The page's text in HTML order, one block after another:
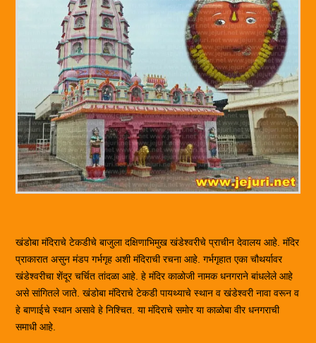
खंडोबा मंदिराचे टेकडीचे बाजुला दक्षिणाभिमुख खंडेश्वरीचे प्राचीन देवालय आहे. मंदिर
प्राकारात असुन मंडप गर्भगृह अशी मंदिराची रचना आहे. गर्भगृहात एका चौथर्यावर
खंडेश्वरीचा शेंदूर चर्चित तांदळा आहे. हे मंदिर काळोजी नामक धनगराने बांधलेले आहे
असे सांगितले जाते. खंडोबा मंदिराचे टेकडी पायथ्याचे स्थान व खंडेश्वरी नावा वरून व
हे बाणाईचे स्थान असावे हे निश्चित. या मंदिराचे समोर या काळोबा वीर धनगराची
समाधी आहे.